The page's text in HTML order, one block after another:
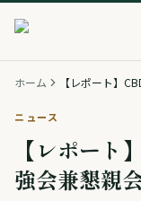
ホーム 【レポート】
ニュース
【レポート
強会兼懇親